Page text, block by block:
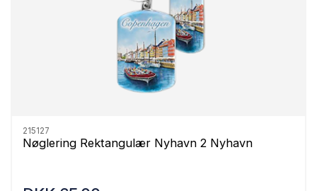
215127
Nøglering Rektangulær Nyhavn 2 Nyhavn